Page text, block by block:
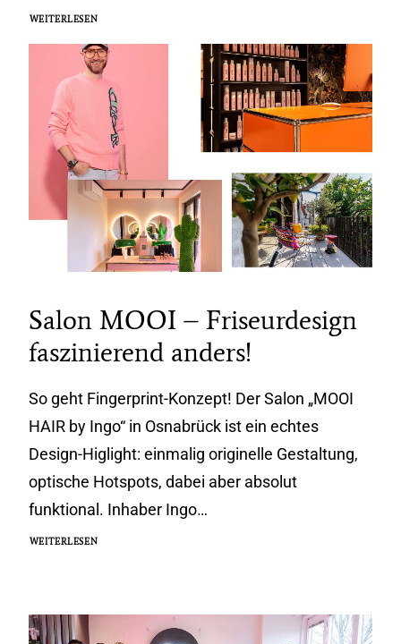
WEITERLESEN
Salon MOOI – Friseurdesign
faszinierend anders!
So geht Fingerprint-Konzept! Der Salon „MOOI
HAIR by Ingo“ in Osnabrück ist ein echtes
Design-Higlight: einmalig originelle Gestaltung,
optische Hotspots, dabei aber absolut
funktional. Inhaber Ingo…
WEITERLESEN